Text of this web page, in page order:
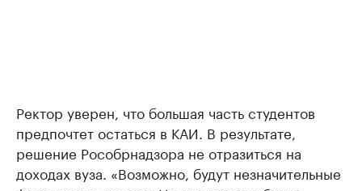
Ректор уверен, что большая часть студентов
предпочтет остаться в КАИ. В результате,
решение Рособрнадзора не отразиться на
доходах вуза. «Возможно, будут незначительные